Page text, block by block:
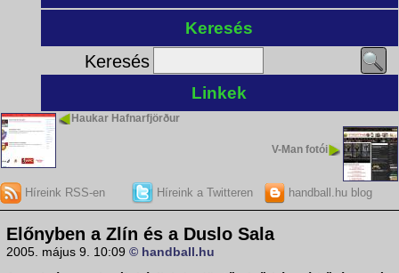
Keresés
Keresés
Linkek
Haukar Hafnarfjörður
V-Man fotói
Híreink RSS-en Híreink a Twitteren handball.hu blog
Előnyben a Zlín és a Duslo Sala
2005. május 9. 10:09 © handball.hu